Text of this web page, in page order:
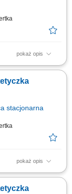
pokaż opis
dentystki z
potrzeb
stacjonarna
pokaż opis
kompleksowych
na implantach.